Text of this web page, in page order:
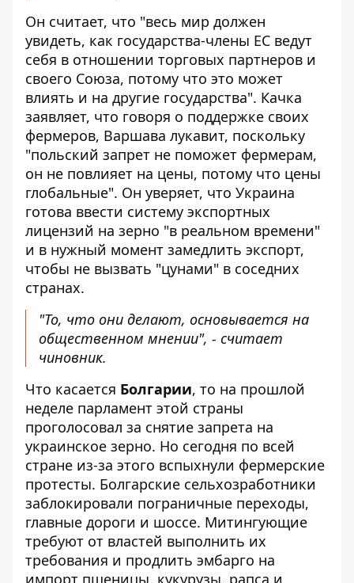
Он считает, что "весь мир должен
увидеть, как государства-члены ЕС ведут
себя в отношении торговых партнеров и
своего Союза, потому что это может
влиять и на другие государства". Качка
заявляет, что говоря о поддержке своих
фермеров, Варшава лукавит, поскольку
"польский запрет не поможет фермерам,
он не повлияет на цены, потому что цены
глобальные". Он уверяет, что Украина
готова ввести систему экспортных
лицензий на зерно "в реальном времени"
и в нужный момент замедлить экспорт,
чтобы не вызвать "цунами" в соседних
странах.
"То, что они делают, основывается на
общественном мнении", - считает
чиновник.
Что касается Болгарии, то на прошлой
неделе парламент этой страны
проголосовал за снятие запрета на
украинское зерно. Но сегодня по всей
стране из-за этого вспыхнули фермерские
протесты. Болгарские сельхозработники
заблокировали пограничные переходы,
главные дороги и шоссе. Митингующие
требуют от властей выполнить их
требования и продлить эмбарго на
импорт пшеницы, кукурузы, рапса и